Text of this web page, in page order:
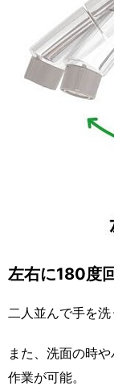
左右に180度
二人並んで手を
また、洗面の時
作業が可能。